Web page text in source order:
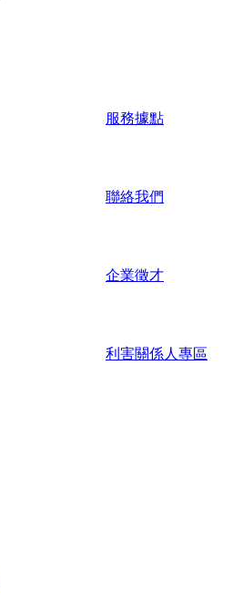
服務據點
聯絡我們
企業徵才
利害關係人專區